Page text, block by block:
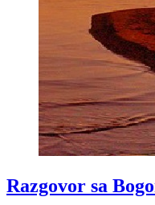
Razgovor sa